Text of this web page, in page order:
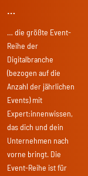
…
… die größte Event-
Reihe der
Digitalbranche
(bezogen auf die
Anzahl der jährlichen
Events) mit
Expert:innenwissen,
das dich und dein
Unternehmen nach
vorne bringt. Die
Event-Reihe ist für